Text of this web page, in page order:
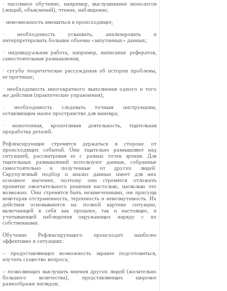
· пассивное обучение, например, выслушивание монологов
(лекций, объяснений), чтение, наблюдение;
· невозможность вмешаться в происходящее;
· необходимость усваивать, анализировать и
интерпретировать большие объемы «запутанных» данных;
· индивидуальная работа, например, написание рефератов,
самостоятельные размышления;
· сугубо теоретические рассуждения об истории проблемы,
ее причинах;
· необходимость многократного выполнения одного и того
же действия (практические упражнения);
· необходимость следовать точным инструкциям,
оставляющим малое пространство для маневра;
· монотонная, кропотливая деятельность, тщательная
проработка деталей.
Рефлексирующие стремятся держаться в стороне от
происходящих событий. Они тщательно размышляют над
ситуацией, рассматривая ее с разных точек зрения. Для
тщательных размышлений используют данные, собранные
самостоятельно и полученные от других людей.
Скрупулезный подбор и анализ данных имеет для них
основное значение, поэтому они стремятся отложить
принятие окончательного решения настолько, насколько это
возможно. Они стремятся быть незамеченными, им присуща
некоторая отстраненность, терпимость и невозмутимость. Их
действия основываются на полной картине ситуации,
включающей в себя как прошлое, так и настоящее, и
учитывающей наблюдения окружающих наряду с их
собственными.
Обучение Рефлексирующего происходит наиболее
эффективно в ситуациях:
– предоставляющих возможность заранее подготовиться,
изучить существо вопроса;
– позволяющих выслушать мнения других людей (желательно
большого количества), представляющих широкое
разнообразие взглядов;